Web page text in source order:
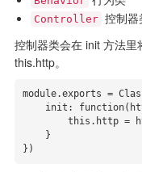
Controller 控制器
控制器类会在 init 方法
this.http。
module.exports =
})